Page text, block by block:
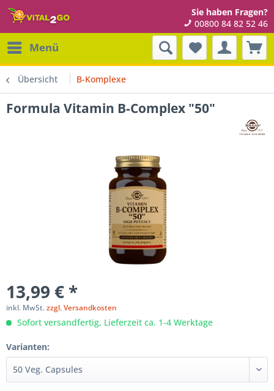
Sie haben Fragen?
00800 84 82 52 46
Menü
Übersicht B-Komplexe
Formula Vitamin B-Complex "50"
13,99 € *
inkl. MwSt.zzgl. Versandkosten
Sofort versandfertig, Lieferzeit ca. 1-4 Werktage
Varianten: